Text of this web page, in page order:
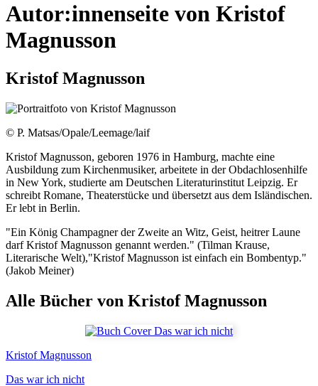
Autor:innenseite von Kristof
Magnusson
Kristof Magnusson
© P. Matsas/Opale/Leemage/laif
Kristof Magnusson, geboren 1976 in Hamburg, machte eine
Ausbildung zum Kirchenmusiker, arbeitete in der Obdachlosenhilfe
in New York, studierte am Deutschen Literaturinstitut Leipzig. Er
schreibt Romane, Theaterstücke und übersetzt aus dem Isländischen.
Er lebt in Berlin.
"Ein König Champagner der Zweite an Witz, Geist, heitrer Laune
darf Kristof Magnusson genannt werden." (Tilman Krause,
Literarische Welt),"Kristof Magnusson ist einfach ein Bombentyp."
(Jakob Meiner)
Alle Bücher von Kristof Magnusson
Kristof Magnusson
Das war ich nicht